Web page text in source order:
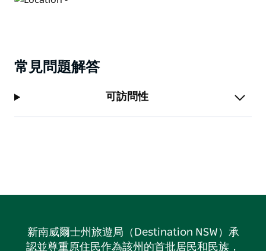
常見問題解答
可訪問性
新南威爾士州旅遊局（Destination NSW）承
認並尊重原住民作為該州的首批居民和民族，